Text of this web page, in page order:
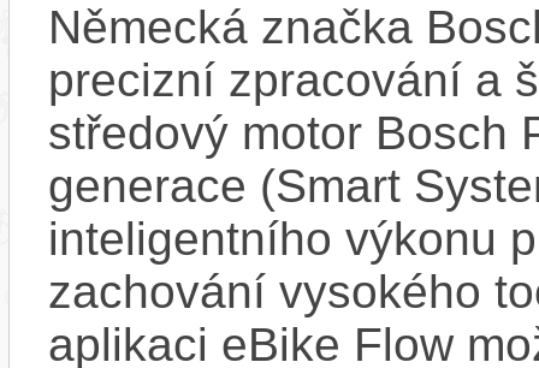
Německá značka
precizní zpracování a
středový motor Bosch
generace (Smart
inteligentního výkonu
zachování vysokého
aplikaci eBike Flow